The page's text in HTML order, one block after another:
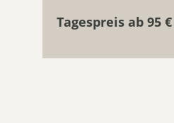
Tagespreis ab 95